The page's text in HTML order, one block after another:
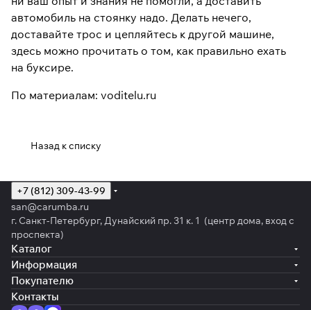
автомобиль на стоянку надо. Делать нечего,
доставайте трос и цепляйтесь к другой машине,
здесь можно прочитать о том, как правильно ехать
на буксире.
По материалам: voditelu.ru
Назад к списку
+7 (812) 309-43-99
san@carumba.ru
г. Санкт-Петербург, Дунайский пр. 31 к. 1 (центр дома, вход с
проспекта)
Каталог
Информация
Покупателю
Контакты